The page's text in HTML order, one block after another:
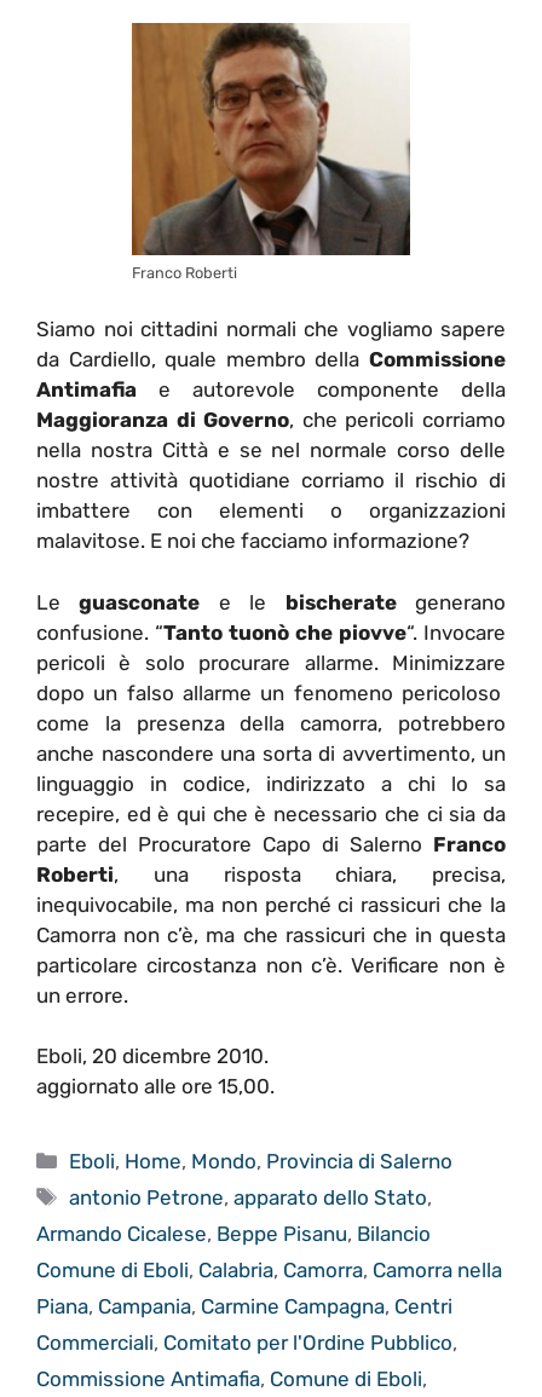
Franco Roberti
Siamo noi cittadini normali che vogliamo sapere
da Cardiello, quale membro della Commissione
Antimafia e autorevole componente della
Maggioranza di Governo, che pericoli corriamo
nella nostra Città e se nel normale corso delle
nostre attività quotidiane corriamo il rischio di
imbattere con elementi o organizzazioni
malavitose. E noi che facciamo informazione?
Leguasconate e le bischerategenerano
confusione. “Tanto tuonò che piovve“. Invocare
pericoli è solo procurare allarme. Minimizzare
dopo un falso allarme un fenomeno pericoloso
come la presenza della camorra, potrebbero
anche nascondere una sorta di avvertimento, un
linguaggio in codice, indirizzato a chi lo sa
recepire, ed è qui che è necessario che ci sia da
parte del Procuratore Capo di Salerno Franco
Roberti, una risposta chiara, precisa,
inequivocabile, ma non perché ci rassicuri che la
Camorra non c’è, ma che rassicuri che in questa
particolare circostanza non c’è. Verificare non è
un errore.
Eboli, 20 dicembre 2010.
aggiornato alle ore 15,00.
Categorie
Eboli, Home, Mondo, Provincia di Salerno
Tag
antonio Petrone,apparato dello Stato,
Armando Cicalese, Beppe Pisanu, Bilancio
Comune di Eboli, Calabria, Camorra, Camorra nella
Piana, Campania, Carmine Campagna, Centri
Commerciali, Comitato per l'Ordine Pubblico,
Commissione Antimafia, Comune di Eboli,